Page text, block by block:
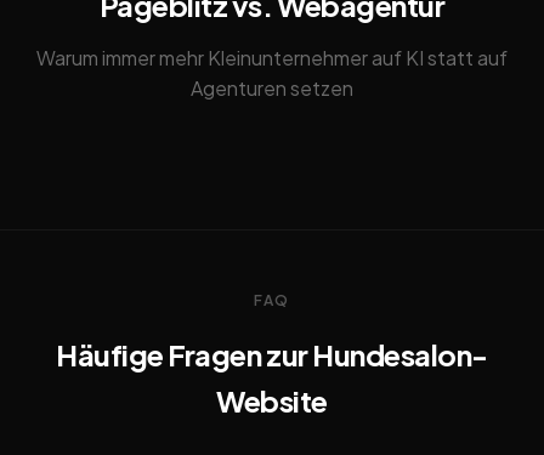
Warum immer mehr Kleinunternehmer auf KI statt auf
Agenturen setzen
FAQ
Häufige Fragen zur Hundesalon-
Website